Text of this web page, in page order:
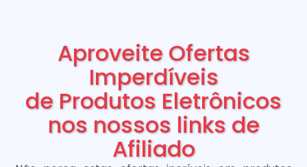
Aproveite Ofertas
Imperdíveis
de Produtos Eletrônicos
nos nossos links de
Afiliado